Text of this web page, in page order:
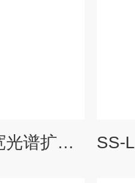
SS-LED220EX宽光谱扩展型 LED 太阳光模拟器